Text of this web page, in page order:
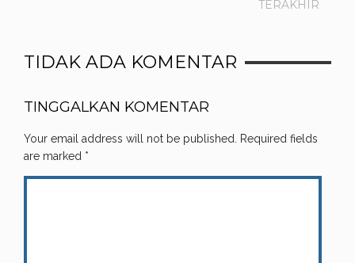
TERAKHIR
TIDAK ADA KOMENTAR
TINGGALKAN KOMENTAR
Your email address will not be published. Required fields
are marked *